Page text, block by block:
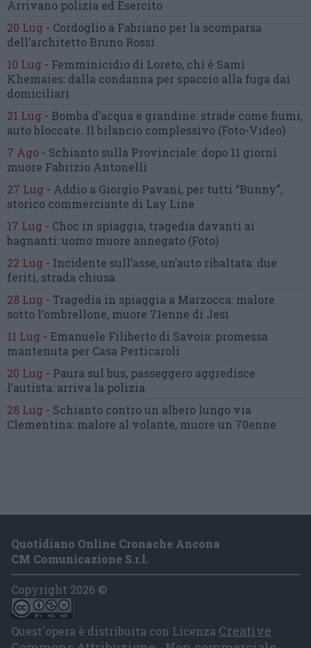
Arrivano polizia ed Esercito
20 Lug - Cordoglio a Fabriano per la scomparsa
dell’architetto Bruno Rossi
10 Lug - Femminicidio di Loreto, chi è Sami
Khemaies: dalla condanna per spaccio alla fuga dai
domiciliari
21 Lug - Bomba d’acqua e grandine: strade come fiumi,
auto bloccate. Il bilancio complessivo (Foto-Video)
7 Ago - Schianto sulla Provinciale: dopo 11 giorni
muore Fabrizio Antonelli
27 Lug - Addio a Giorgio Pavani, per tutti “Bunny”,
storico commerciante di Lay Line
17 Lug - Choc in spiaggia, tragedia davanti ai
bagnanti:uomo muore annegato (Foto)
22 Lug - Incidente sull’asse, un’auto ribaltata: due
feriti, strada chiusa
28 Lug - Tragedia in spiaggia a Marzocca: malore
sotto l’ombrellone, muore 71enne di Jesi
11 Lug - Emanuele Filiberto di Savoia: promessa
mantenuta per Casa Perticaroli
20 Lug - Paura sul bus, passeggero aggredisce
l’autista: arriva la polizia
28 Lug - Schianto contro un albero lungo via
Clementina: malore al volante, muore un 70enne
Quotidiano Online Cronache Ancona
CM Comunicazione S.r.l.
Copyright 2026 ©
Quest'opera è distribuita con Licenza Creative